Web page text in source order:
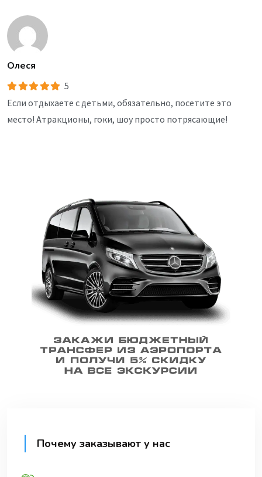
Олеся
5
Если отдыхаете с детьми, обязательно, посетите это
место! Атракционы, гоки, шоу просто потрясающие!
Почему заказывают у нас